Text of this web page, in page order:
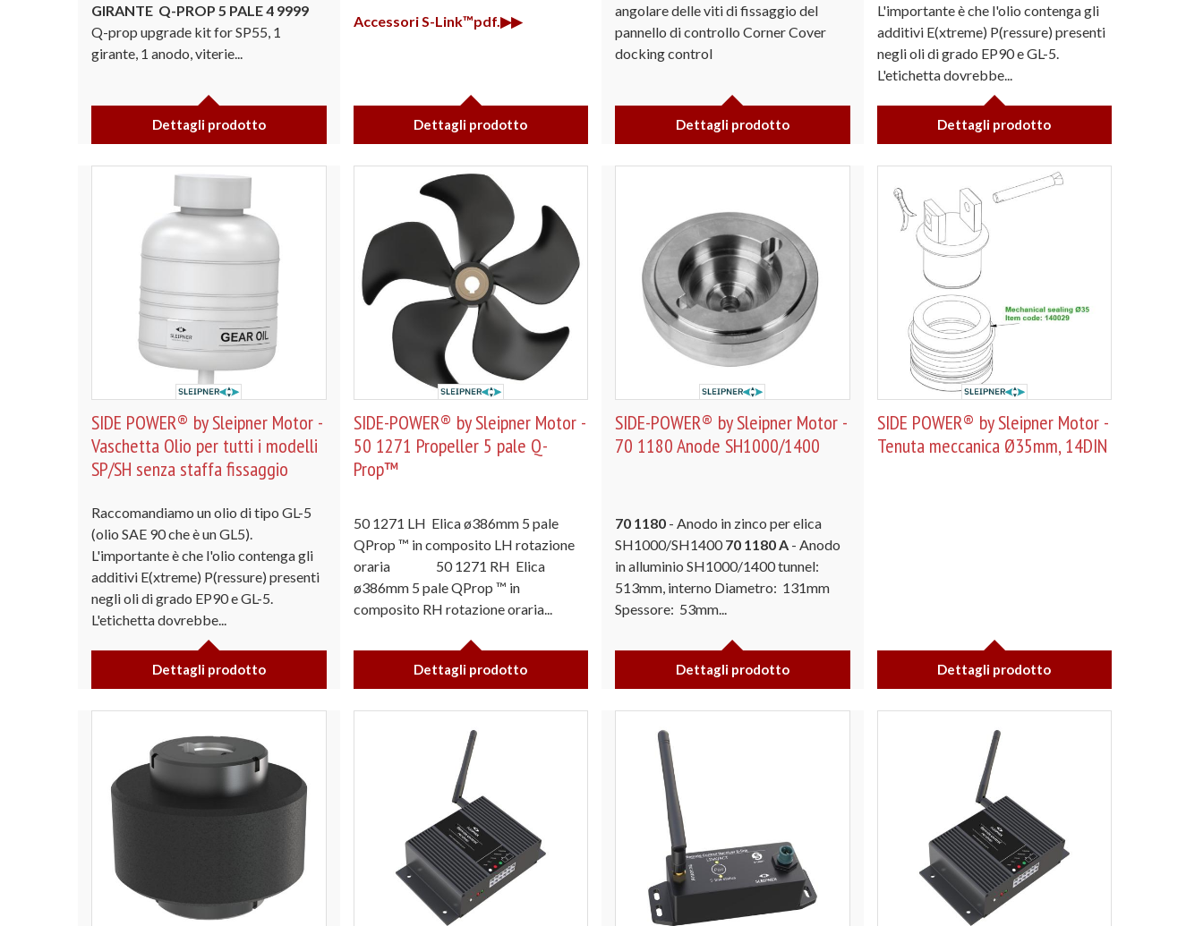
GIRANTE Q-PROP 5 PALE4 9999
Q-prop upgrade kit for SP55, 1
girante, 1 anodo, viterie...
Dettagli prodotto
Accessori S-Link™pdf.▶▶
Dettagli prodotto
angolare delle viti di fissaggio del
pannello di controllo Corner Cover
docking control
Dettagli prodotto
L'importante è che l'olio contenga gli
additivi E(xtreme) P(ressure) presenti
negli oli di grado EP90 e GL-5.
L'etichetta dovrebbe...
Dettagli prodotto
SIDE POWER® by Sleipner Motor -
Vaschetta Olio per tutti i modelli
SP/SH senza staffa fissaggio
Raccomandiamo un olio di tipo GL-5
(olio SAE 90 che è un GL5).
L'importante è che l'olio contenga gli
additivi E(xtreme) P(ressure) presenti
negli oli di grado EP90 e GL-5.
L'etichetta dovrebbe...
Dettagli prodotto
SIDE-POWER® by Sleipner Motor -
50 1271 Propeller 5 pale Q-
Prop™
50 1271 LH Elica ø386mm 5 pale
QProp ™ in composito LH rotazione
oraria 50 1271 RH Elica
ø386mm 5 pale QProp ™ in
composito RH rotazione oraria...
Dettagli prodotto
SIDE-POWER® by Sleipner Motor -
70 1180 Anode SH1000/1400
70 1180 - Anodo in zinco per elica
SH1000/SH140070 1180 A - Anodo
in alluminio SH1000/1400 tunnel:
513mm, interno Diametro: 131mm
Spessore: 53mm...
Dettagli prodotto
SIDE POWER® by Sleipner Motor -
Tenuta meccanica Ø35mm, 14DIN
Dettagli prodotto